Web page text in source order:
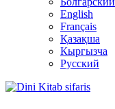
English
Français
Қазақша
Кыргызча
Русский